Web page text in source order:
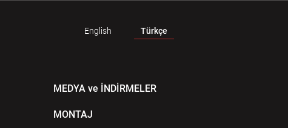
English Türkçe
MEDYA ve İNDİRMELER
MONTAJ